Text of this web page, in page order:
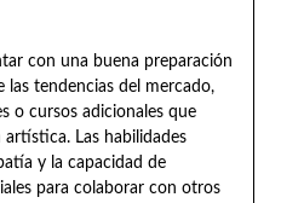
con una buena preparación
las tendencias del mercado,
o cursos adicionales que
Las habilidades
y la capacidad de
para colaborar con otros